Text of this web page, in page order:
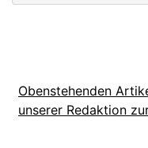
Obenstehenden
unserer Redaktion